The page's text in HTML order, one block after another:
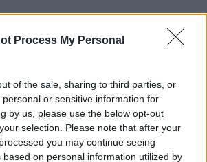
Process My Personal
of the sale, sharing to third parties, or
or sensitive information for
by us, please use the below opt-out
selection. Please note that after your
you may continue seeing
based on personal information utilized by